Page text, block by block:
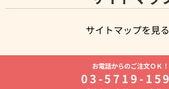
サイトマップを見
よく贈られる花
お祝いの花特集
誕
8月の誕生花(トルコキキョウ)
開店・開
お供え・お悔やみ お供え・お
お電話からのご注文ＯＫ！
03-5719-